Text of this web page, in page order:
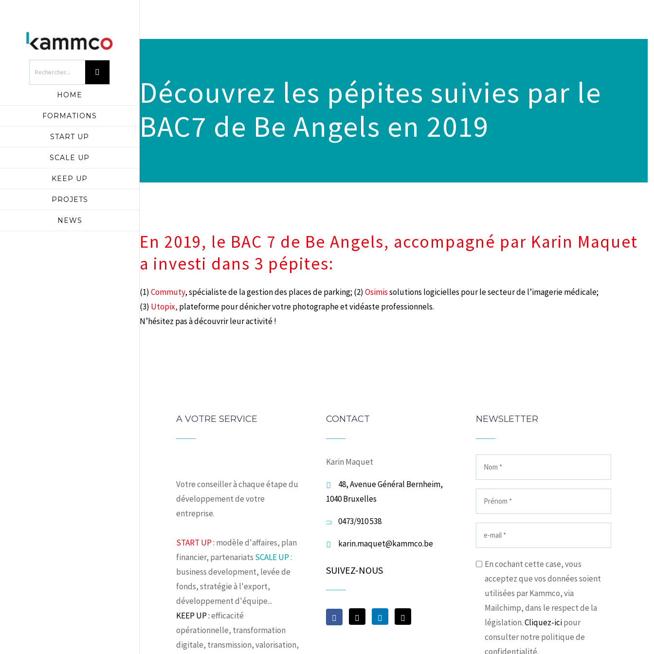
HOME
FORMATIONS
START UP
SCALE UP
KEEP UP
PROJETS
NEWS
Découvrez les pépites suivies par le
BAC7 de Be Angels en 2019
En 2019, le BAC 7 de Be Angels, accompagné par Karin Maquet
a investi dans 3 pépites:
(1) Commuty, spécialiste de la gestion des places de parking; (2) Osimissolutions logicielles pour le secteur de l’imagerie médicale;
(3) Utopix, plateforme pour dénicher votre photographe et vidéaste professionnels.
N’hésitez pas à découvrir leur activité !
A VOTRE SERVICE
Votre conseiller à chaque étape du
développement de votre
entreprise.
START UP : modèle d'affaires, plan
financier, partenariats SCALE UP :
business development, levée de
fonds, stratégie à l'export,
développement d'équipe...
KEEP UP :efficacité
opérationnelle, transformation
digitale, transmission, valorisation,
CONTACT
Karin Maquet
48, Avenue Général Bernheim,
1040 Bruxelles
0473/910 538
karin.maquet@kammco.be
SUIVEZ-NOUS
NEWSLETTER
En cochant cette case, vous
acceptez que vos données soient
utilisées par Kammco, via
Mailchimp, dans le respect de la
législation.Cliquez-icipour
consulter notre politique de
confidentialité.